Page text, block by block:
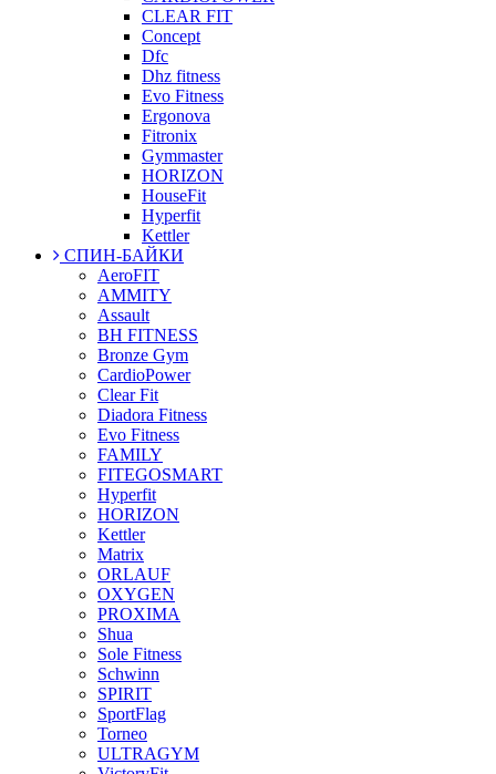
CLEAR FIT
Concept
Dfc
Dhz fitness
Evo Fitness
Ergonova
Fitronix
Gymmaster
HORIZON
HouseFit
Hyperfit
Kettler
СПИН-БАЙКИ
AeroFIT
AMMITY
Assault
BH FITNESS
Bronze Gym
CardioPower
Clear Fit
Diadora Fitness
Evo Fitness
FAMILY
FITEGOSMART
Hyperfit
HORIZON
Kettler
Matrix
ORLAUF
OXYGEN
PROXIMA
Shua
Sole Fitness
Schwinn
SPIRIT
SportFlag
Torneo
ULTRAGYM